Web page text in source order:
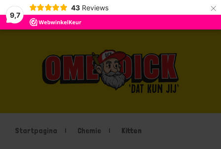
9,7
43 Reviews ×
Startpagina Chemie Kitten